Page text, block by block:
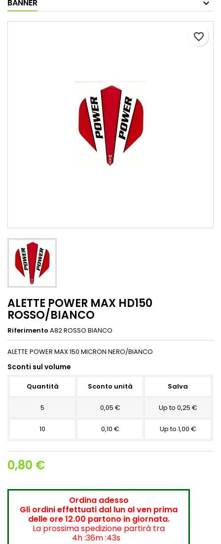
BANNER
favorite_border
ALETTE POWER MAX HD150
ROSSO/BIANCO
Riferimento A82 ROSSO BIANCO
ALETTE POWER MAX 150 MICRON NERO/BIANCO
Sconti sul volume
Quantità Sconto unità Salva
5 0,05 € Up to 0,25 €
10 0,10 € Up to 1,00 €
0,80 €
Ordina adesso
Gli ordini effettuati dal lun al ven prima
delle ore 12.00 partono in giornata.
La prossima spedizione partirà tra
4h :36m :43s